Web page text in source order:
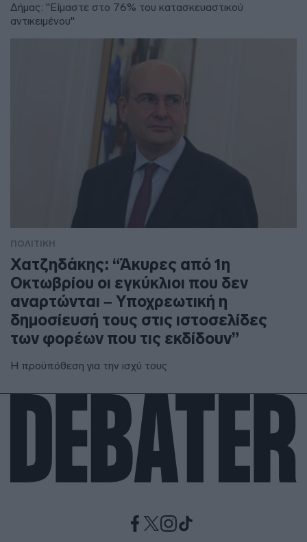
Δήμας: "Είμαστε στο 76% του κατασκευαστικού
αντικειμένου"
ΠΟΛΙΤΙΚΗ
Χατζηδάκης: “Άκυρες από 1η
Οκτωβρίου οι εγκύκλιοι που δεν
αναρτώνται – Υποχρεωτική η
δημοσίευσή τους στις ιστοσελίδες
των φορέων που τις εκδίδουν”
Η προϋπόθεση για την ισχύ τους